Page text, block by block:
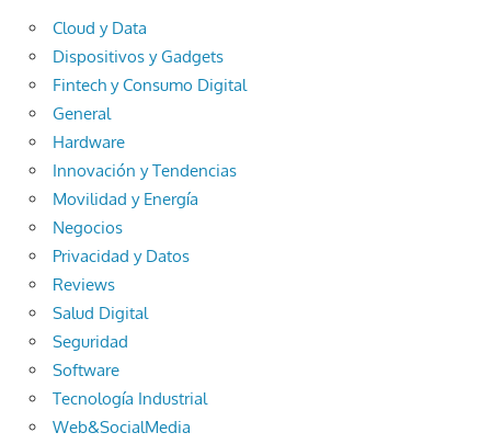
Cloud y Data
Dispositivos y Gadgets
Fintech y Consumo Digital
General
Hardware
Innovación y Tendencias
Movilidad y Energía
Negocios
Privacidad y Datos
Reviews
Salud Digital
Seguridad
Software
Tecnología Industrial
Web&SocialMedia